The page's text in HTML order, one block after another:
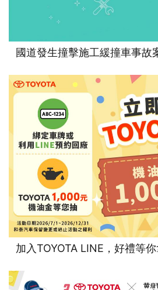
國道發生撞擊施工緩撞車事故
加入TOYOTA LINE，好禮等